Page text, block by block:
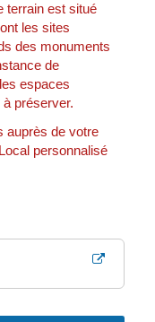
terrain est situé
les sites
des monuments
de
espaces
préserver.
auprès de votre
personnalisé